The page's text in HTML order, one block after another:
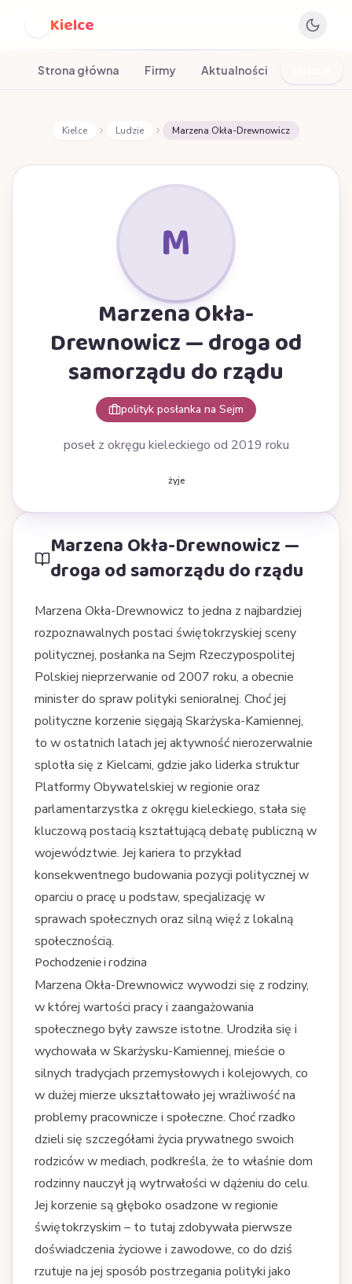
Kielce
Strona główna Firmy Aktualności
Kielce Ludzie Marzena Okła-Drewnowicz
M
Marzena Okła-
Drewnowicz — droga od
samorządu do rządu
polityk posłanka na Sejm
poseł z okręgu kieleckiego od 2019 roku
żyje
Marzena Okła-Drewnowicz —
droga od samorządu do rządu
Marzena Okła-Drewnowicz to jedna z najbardziej
rozpoznawalnych postaci świętokrzyskiej sceny
politycznej, posłanka na Sejm Rzeczypospolitej
Polskiej nieprzerwanie od 2007 roku, a obecnie
minister do spraw polityki senioralnej. Choć jej
polityczne korzenie sięgają Skarżyska-Kamiennej,
to w ostatnich latach jej aktywność nierozerwalnie
splotła się z Kielcami, gdzie jako liderka struktur
Platformy Obywatelskiej w regionie oraz
parlamentarzystka z okręgu kieleckiego, stała się
kluczową postacią kształtującą debatę publiczną w
województwie. Jej kariera to przykład
konsekwentnego budowania pozycji politycznej w
oparciu o pracę u podstaw, specjalizację w
sprawach społecznych oraz silną więź z lokalną
społecznością.
Pochodzenie i rodzina
Marzena Okła-Drewnowicz wywodzi się z rodziny,
w której wartości pracy i zaangażowania
społecznego były zawsze istotne. Urodziła się i
wychowała w Skarżysku-Kamiennej, mieście o
silnych tradycjach przemysłowych i kolejowych, co
w dużej mierze ukształtowało jej wrażliwość na
problemy pracownicze i społeczne. Choć rzadko
dzieli się szczegółami życia prywatnego swoich
rodziców w mediach, podkreśla, że to właśnie dom
rodzinny nauczył ją wytrwałości w dążeniu do celu.
Jej korzenie są głęboko osadzone w regionie
świętokrzyskim – to tutaj zdobywała pierwsze
doświadczenia życiowe i zawodowe, co do dziś
rzutuje na jej sposób postrzegania polityki jako